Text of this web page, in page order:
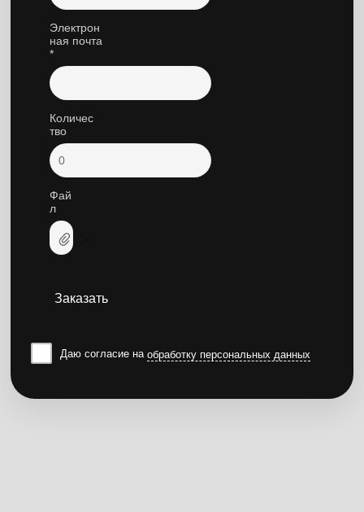
Электрон
ная почта
*
Количес
тво
Фай
л
Заказать
Даю согласие на обработку персональных данных